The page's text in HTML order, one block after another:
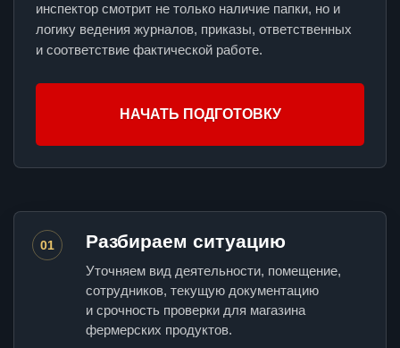
инспектор смотрит не только наличие папки, но и
логику ведения журналов, приказы, ответственных
и соответствие фактической работе.
НАЧАТЬ ПОДГОТОВКУ
01 Разбираем ситуацию
Уточняем вид деятельности, помещение,
сотрудников, текущую документацию
и срочность проверки для магазина
фермерских продуктов.